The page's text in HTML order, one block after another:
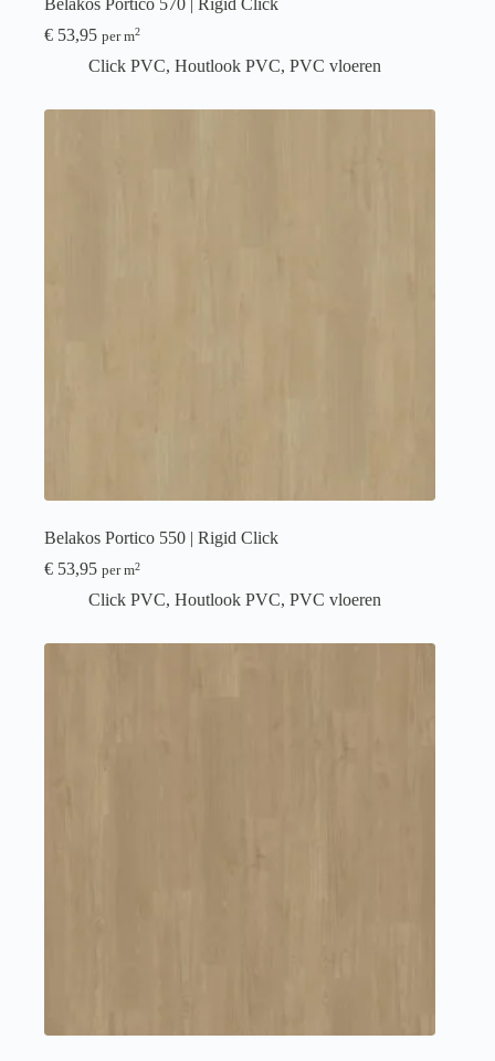
Belakos Portico 570 | Rigid Click
€ 53,95 per m2
Click PVC, Houtlook PVC, PVC vloeren
Belakos Portico 550 | Rigid Click
€ 53,95 per m2
Click PVC, Houtlook PVC, PVC vloeren